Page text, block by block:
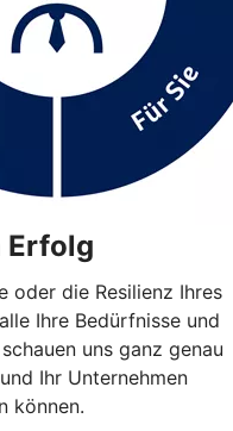
Erfolg
oder die Resilienz Ihres
Ihre Bedürfnisse und
uns ganz genau
Ihr Unternehmen
können.